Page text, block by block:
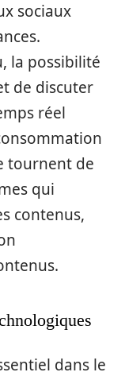
sociaux
la possibilité
de discuter
réel
tournent de
qui
contenus,
dans le